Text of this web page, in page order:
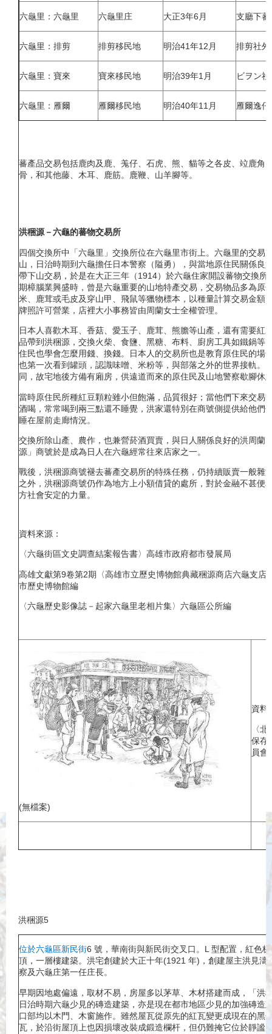
六龜里：六龜里 六龜里庄 大正3年6月 支廳下
六龜里：排剪 排剪移民地 明治41年12月 排剪社外
六龜里：寶來 寶來移民地 明治39年1月 ビヲン社
六龜里：雁爾 雁爾移民地 明治40年11月 雁爾逸
蕃產品交易包括鹿肉及鹿、羗仔、石虎、熊、貓等之各皮、竝鹿角
骨，和其他藤、木耳、鹿筋。鹿鞭、山羊腳等。
洪稇源－六龜的蕃物交易所
四個交換所中「六龜里」交換所位在六龜里市街上。六龜里的交易
山，日治時期到六龜擔任日本警察（隘勇），與當地原住民關係良
帶下山交易，於是在大正三年（1914）於六龜住家開設蕃物交換所
期樟腦業興盛時，曾是六龜重要的山地特產交易，交易物品多為原
米、鹿茸或毛皮及穿山甲、飛鼠等獵物標本，以種量計算交易金額
牌照許可營業，店裡大小事務皆由周蘭女士全權管理。
日本人喜歡木耳、香菇、愛玉子、鹿茸、熊膽等山產，還有需要紅
品帶到洪稇源，交換火柴、食鹽、黑糖、布料、廚房工具如鐵鍋等
住民也學會怎麼用錢、換錢。日本人的交易所也是教育原住民的場
也第一次看到罐頭，認識味噌、米粉等，與部落之外的世界接軌。
同，故宅地後方備有廂房，供遠道而來的原住民及山地警察歇腳休
當時原住民所種紅豆顆粒雖小但飽滿，品質很好；當他們下來交易
酒喝，常常喝到兩三點還不睡覺，洪家還特別在商號側提供給他們
睡在屋前走廊情況。
交換所除山產、農作，也兼營菸酒買賣，與日人關係良好的洪周蘭
源」商號於是成為日人在六龜經常往來店家之一。
戰後，洪稇源商號褪去蕃產交易所的特殊任務，仍持續販賣一般雜
之外，洪稇源商號仍作為地方上小額借貸的處所，對於金融不甚便
方社會安定的力量。
資料來源：
〈六龜街區文史調查結案報告書〉高雄市政府都市發展局
高雄文獻第9卷第2期〈高雄市立歷史博物館典藏稇源商店六龜支店
市歷史博物館編
〈六龜歷史影像誌－起家六龜里老相片集〉六龜區公所編
(無檔案)
資料
〈
保存
員會
洪稇源5
位於六龜區新民街6 號，華南街與新民街交叉口。L 型配置，紅色
頂，一層樓建築。洪宅創建於大正十年(1921 年)，創建屋主洪見濤
察及六龜庄第一任庄長。
早期因地處偏遠，取材不易，房屋多以茅草、木材搭建而成，「洪
日治時期六龜少見的磚造建築，亦是現在都市地區少見的加強磚造
口部均以木門、木窗施作。雖然屋瓦從原先的紅瓦變更成現在的黑
瓦，於沿街屋頂上也因損壞改裝成鍛造欄杆，但仍難掩它位於靜謐